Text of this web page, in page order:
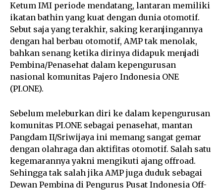
Ketum IMI periode mendatang, lantaran memiliki
ikatan bathin yang kuat dengan dunia otomotif.
Sebut saja yang terakhir, saking keranjingannya
dengan hal berbau otomotif, AMP tak menolak,
bahkan senang ketika dirinya didapuk menjadi
Pembina/Penasehat dalam kepengurusan
nasional komunitas Pajero Indonesia ONE
(PI.ONE).
Sebelum meleburkan diri ke dalam kepengurusan
komunitas PI.ONE sebagai penasehat, mantan
Pangdam II/Sriwijaya ini memang sangat gemar
dengan olahraga dan aktifitas otomotif. Salah satu
kegemarannya yakni mengikuti ajang offroad.
Sehingga tak salah jika AMP juga duduk sebagai
Dewan Pembina di Pengurus Pusat Indonesia Off-